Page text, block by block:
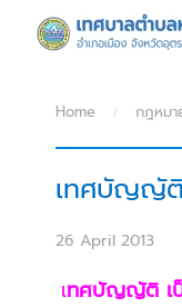
Skip to main
Home กฎหม
เทศบัญญั
26 April 2013
เทศบัญญัติ เป็